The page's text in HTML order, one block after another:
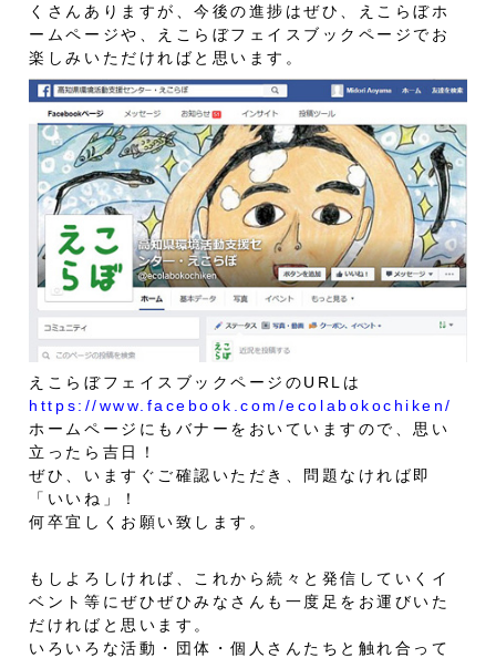
くさんありますが、今後の進捗はぜひ、えこらぼホ
ームページや、えこらぼフェイスブックページでお
楽しみいただければと思います。
えこらぼフェイスブックページのURLは
https://www.facebook.com/ecolabokochiken/
ホームページにもバナーをおいていますので、思い
立ったら吉日！
ぜひ、いますぐご確認いただき、問題なければ即
「いいね」！
何卒宜しくお願い致します。
もしよろしければ、これから続々と発信していくイ
ベント等にぜひぜひみなさんも一度足をお運びいた
だければと思います。
いろいろな活動・団体・個人さんたちと触れ合って